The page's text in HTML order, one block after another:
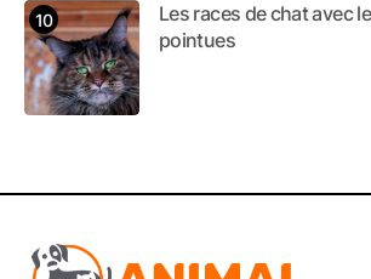
Les races de chat avec
pointues